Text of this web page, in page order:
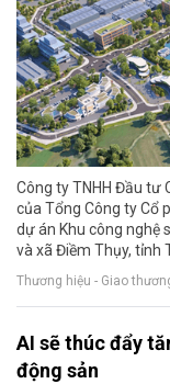
Công ty TNHH Đầu tư
của Tổng Công ty Cổ
dự án Khu công nghệ
và xã Điềm Thụy, tỉnh
Thương hiệu - Giao
AI sẽ thúc đẩy
động sản